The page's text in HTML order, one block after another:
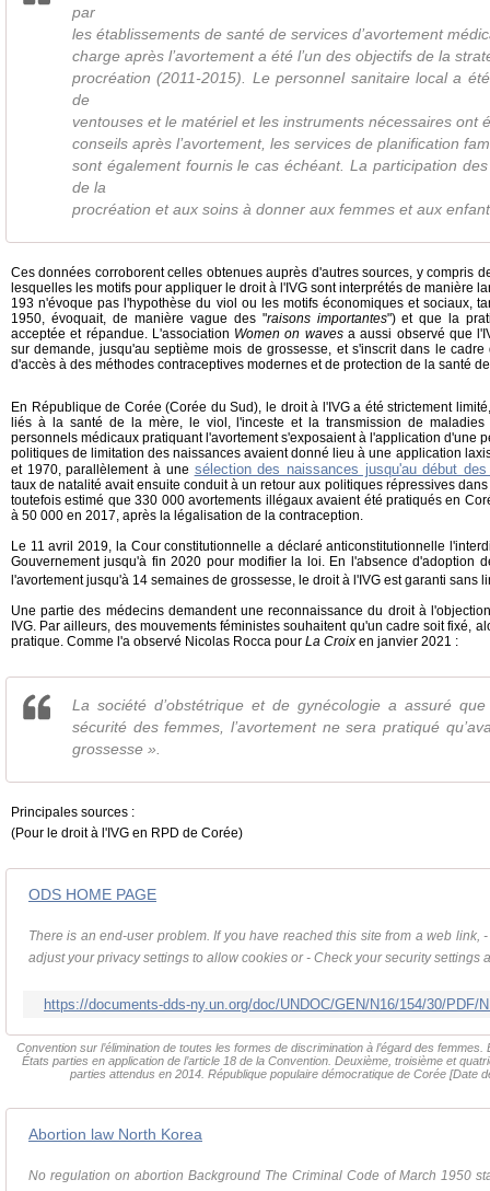
par
les établissements de santé de services d’avortement
charge après l’avortement a été l’un des objectifs de la
procréation (2011-2015). Le personnel sanitaire local a
de
ventouses et le matériel et les instruments nécessaires ont
conseils après l’avortement, les services de planification
sont également fournis le cas échéant. La participation
de la
procréation et aux soins à donner aux femmes et aux
Ces données corroborent celles obtenues auprès d'autres sources, y compris
lesquelles les motifs pour appliquer le droit à l'IVG sont interprétés de manière
193 n'évoque pas l'hypothèse du viol ou les motifs économiques et sociaux,
1950, évoquait, de manière vague des "raisons importantes") et que la
acceptée et répandue. L'association Women on wavesa aussi observé que
sur demande, jusqu'au septième mois de grossesse, et s'inscrit dans le
d'accès à des méthodes contraceptives modernes et de protection de la santé
En République de Corée (Corée du Sud), le droit à l'IVG a été strictement
liés à la santé de la mère, le viol, l'inceste et la transmission de maladies
personnels médicaux pratiquant l'avortement s'exposaient à l'application d'une
politiques de limitation des naissances avaient donné lieu à une application
et 1970, parallèlement à une sélection des naissances jusqu'au début
taux de natalité avait ensuite conduit à un retour aux politiques répressives
toutefois estimé que 330 000 avortements illégaux avaient été pratiqués en
à 50 000 en 2017, après la légalisation de la contraception.
Le 11 avril 2019, la Cour constitutionnelle a déclaré anticonstitutionnelle
Gouvernement jusqu'à fin 2020 pour modifier la loi. En l'absence d'adoption
l'avortement jusqu'à 14 semaines de grossesse, le droit à l'IVG est garanti sans
Une partie des médecins demandent une reconnaissance du droit à
IVG. Par ailleurs, des mouvements féministes souhaitent qu'un cadre soit fixé,
pratique. Comme l'a observé Nicolas Rocca pour La Croix en janvier 2021 :
La société d’obstétrique et de gynécologie a assuré
sécurité des femmes, l’avortement ne sera pratiqué
grossesse ».
Principales sources :
(Pour le droit à l'IVG en RPD de Corée)
ODS HOME PAGE
There is an end-user problem. If you have reached this site from a web link,
adjust your privacy settings to allow cookies or - Check your security settings
https://documents-dds-ny.un.org/doc/UNDOC/GEN/N16/154/30/PDF/
Convention sur l’élimination de toutes les formes de discrimination à l’égard des
États parties en application de l’article 18 de la Convention. Deuxième, troisième et
parties attendus en 2014. République populaire démocratique de Corée [Date
Abortion law North Korea
No regulation on abortion Background The Criminal Code of March 1950